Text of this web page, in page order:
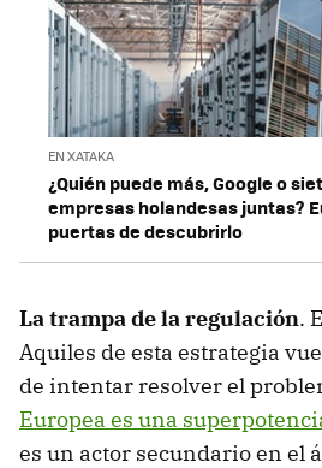
EN XATAKA
¿Quién puede más, Google o
empresas holandesas juntas?
puertas de descubrirlo
La trampa de la regulación.
Aquiles de esta estrategia
de intentar resolver el
Europea es una
es un actor secundario en el